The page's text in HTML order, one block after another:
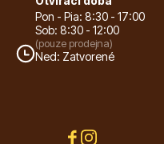
Postřiky, přípravky
Pon - Pia: 8:30 - 17:00
Sob: 8:30 - 12:00
(pouze prodejna)
Ned: Zatvorené